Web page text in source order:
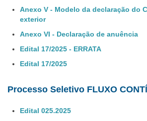
Anexo V - Modelo da declaração do
exterior
Anexo VI - Declaração de anuência
Edital 17/2025 - ERRATA
Edital 17/2025
Processo Seletivo FLUXO
Edital 025.2025